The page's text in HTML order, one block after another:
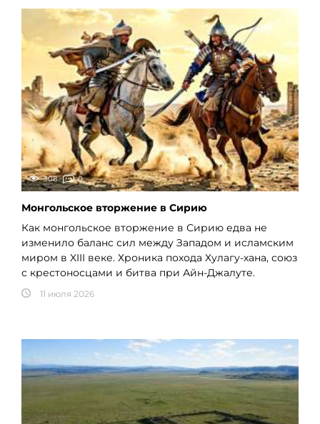
308 0
Монгольское вторжение в Сирию
Как монгольское вторжение в Сирию едва не
изменило баланс сил между Западом и исламским
миром в XIII веке. Хроника похода Хулагу-хана, союз
с крестоносцами и битва при Айн-Джалуте.
11 июля 2026